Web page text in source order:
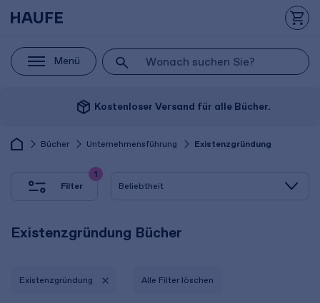
Menü
package_2 Kostenloser Versand für alle Bücher.
Bücher Unternehmensführung Existenzgründung
Filter
1
Existenzgründung Bücher
Existenzgründung Alle Filter löschen